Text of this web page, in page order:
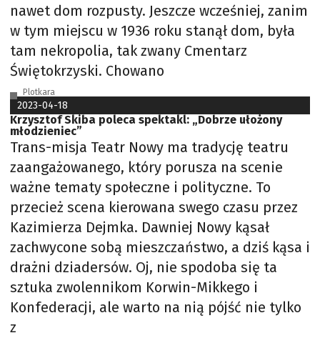
nawet dom rozpusty. Jeszcze wcześniej, zanim
w tym miejscu w 1936 roku stanął dom, była
tam nekropolia, tak zwany Cmentarz
Świętokrzyski. Chowano
Plotkara
2023-04-18
Krzysztof Skiba poleca spektakl: „Dobrze ułożony
młodzieniec”
Trans-misja Teatr Nowy ma tradycję teatru
zaangażowanego, który porusza na scenie
ważne tematy społeczne i polityczne. To
przecież scena kierowana swego czasu przez
Kazimierza Dejmka. Dawniej Nowy kąsał
zachwycone sobą mieszczaństwo, a dziś kąsa i
drażni dziadersów. Oj, nie spodoba się ta
sztuka zwolennikom Korwin-Mikkego i
Konfederacji, ale warto na nią pójść nie tylko
z